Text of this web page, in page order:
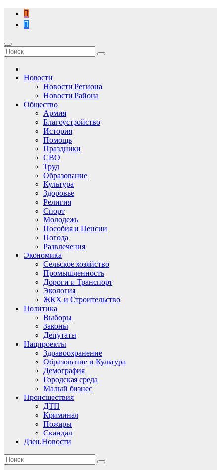
Перейти
содержимому
Новости
Новости Региона
Новости Района
Общество
Армия
Благоустройство
История
Помощь
Праздники
СВО
Труд
Образование
Культура
Здоровье
Религия
Спорт
Молодежь
Пособия и Пенсии
Погода
Развлечения
Экономика
Сельское хозяйство
Промышленность
Дороги и Транспорт
Экология
ЖКХ и Строительство
Политика
Выборы
Законы
Депутаты
Нацпроекты
Здравоохранение
Образование и Культура
Демография
Городская среда
Малый бизнес
Происшествия
ДТП
Криминал
Пожары
Скандал
Дзен.Новости